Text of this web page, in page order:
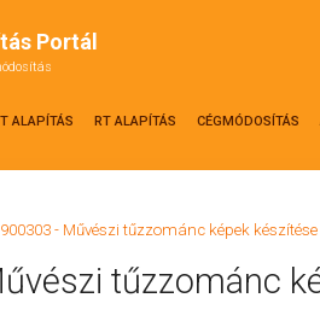
Portál
ALAPÍTÁS RT ALAPÍTÁS CÉGMÓDOSÍTÁS
900303 - Művészi tűzzománc képek készítése
tűzzománc